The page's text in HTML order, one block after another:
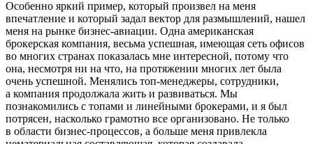
Особенно яркий пример, который произвел на меня
впечатление и который задал вектор для размышлений, нашел
меня на рынке бизнес-авиации. Одна американская
брокерская компания, весьма успешная, имеющая сеть офисов
во многих странах показалась мне интересной, потому что
она, несмотря ни на что, на протяжении многих лет была
очень успешной. Менялись топ-менеджеры, сотрудники,
а компания продолжала жить и развиваться. Мы
познакомились с топами и линейными брокерами, и я был
потрясен, насколько грамотно все организовано. Не только
в области бизнес-процессов, а больше меня привлекла